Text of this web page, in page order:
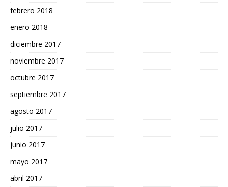
febrero 2018
enero 2018
diciembre 2017
noviembre 2017
octubre 2017
septiembre 2017
agosto 2017
julio 2017
junio 2017
mayo 2017
abril 2017